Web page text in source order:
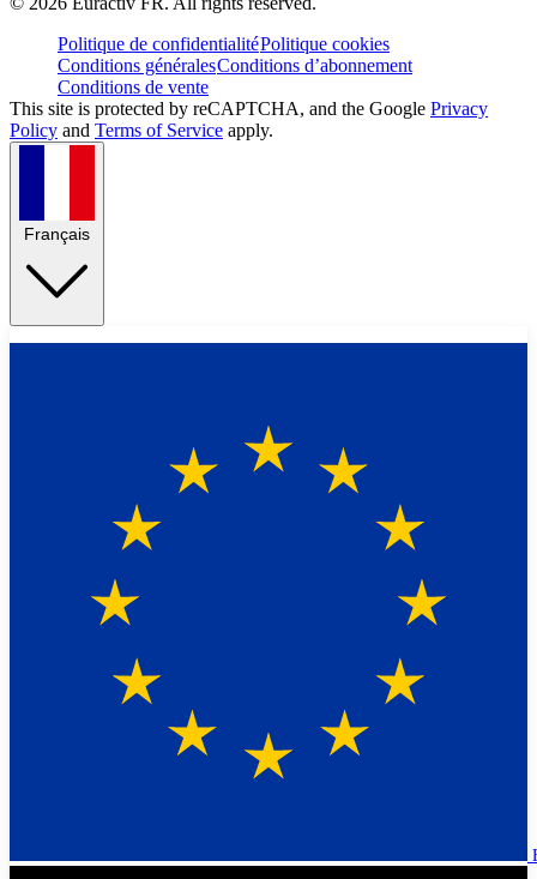
Politique de confidentialitéPolitique cookies
Conditions généralesConditions d’abonnement
Conditions de vente
This site is protected by reCAPTCHA, and the Google Privacy
Policy and Terms of Service apply.
Français